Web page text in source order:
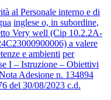
al Personale interno e di
inglese o, in subordine,
Very well (Cip 10.2.2A-
a valere
e ambienti per
I – Istruzione – Obiettivi
Adesione n. 134894
del 30/08/2023 c.d.